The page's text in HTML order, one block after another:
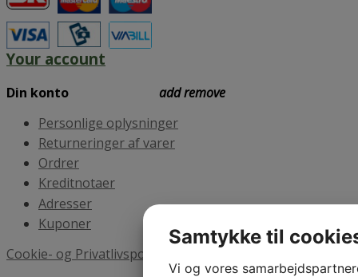
Your account
addremove
Personlige oplysninger
Returneringer af varer
Ordrer
Kreditnotaer
Adresser
Kuponer
Cookie- og Privatlivspolitik
Samtykke til
Vi og vores